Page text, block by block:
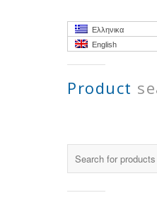
Ελληνικα
English
Product